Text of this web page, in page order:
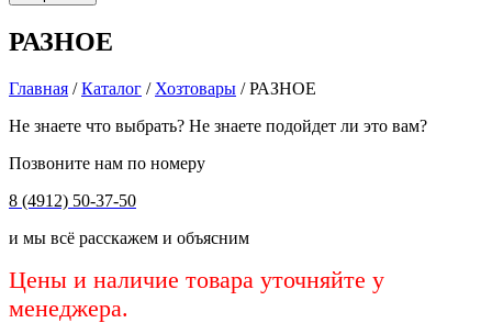
РАЗНОЕ
Главная /Каталог / Хозтовары /РАЗНОЕ
Не знаете что выбрать? Не знаете подойдет ли это вам?
Позвоните нам по номеру
8 (4912) 50-37-50
и мы всё расскажем и объясним
Цены и наличие товара уточняйте у
менеджера.